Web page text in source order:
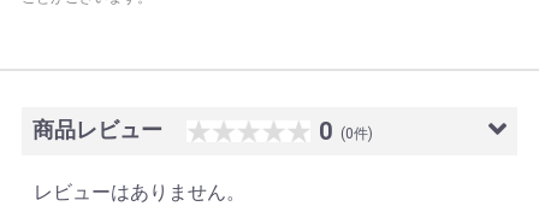
商品レビュー 0 (0件)
レビューはありません。